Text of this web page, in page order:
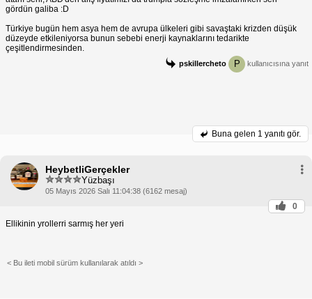
gördün galiba :D
Türkiye bugün hem asya hem de avrupa ülkeleri gibi savaştaki krizden düşük
düzeyde etkileniyorsa bunun sebebi enerji kaynaklarını tedarikte
çeşitlendirmesinden.
pskillercheto P kullanıcısına yanıt
Buna gelen 1 yanıtı gör.
HeybetliGerçekler
Yüzbaşı
05 Mayıs 2026 Salı 11:04:38 (6162 mesaj)
0
Ellikinin yrollerri sarmış her yeri
< Bu ileti mobil sürüm kullanılarak atıldı >